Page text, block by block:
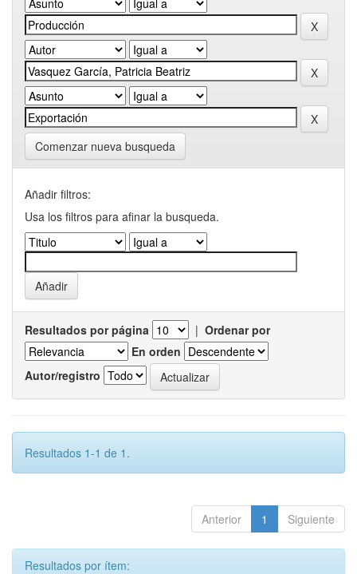
Comenzar nueva busqueda
Añadir filtros:
Usa los filtros para afinar la busqueda.
Resultados por página | Ordenar por
En orden
Autor/registro
Resultados 1-1 de 1.
Anterior 1 Siguiente
Resultados por ítem: